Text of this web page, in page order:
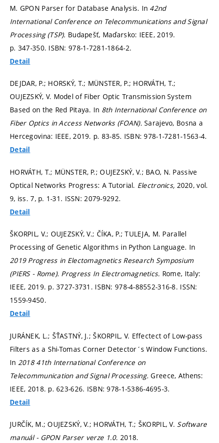
M. GPON Parser for Database Analysis. In 42nd
International Conference on Telecommunications and Signal
Processing (TSP). Budapešť, Maďarsko: IEEE, 2019.
p. 347-350. ISBN: 978-1-7281-1864-2.
Detail
DEJDAR, P.; HORSKÝ, T.; MÜNSTER, P.; HORVÁTH, T.;
OUJEZSKÝ, V. Model of Fiber Optic Transmission System
Based on the Red Pitaya. In 8th International Conference on
Fiber Optics in Access Networks (FOAN).Sarajevo, Bosna a
Hercegovina: IEEE, 2019. p. 83-85. ISBN: 978-1-7281-1563-4.
Detail
HORVÁTH, T.; MÜNSTER, P.; OUJEZSKÝ, V.; BAO, N. Passive
Optical Networks Progress: A Tutorial. Electronics, 2020, vol.
9, iss. 7, p. 1-31. ISSN: 2079-9292.
Detail
ŠKORPIL, V.; OUJEZSKÝ, V.; ČÍKA, P.; TULEJA, M. Parallel
Processing of Genetic Algorithms in Python Language. In
2019 Progress in Electomagnetics Research Symposium
(PIERS - Rome). Progress In Electromagnetics. Rome, Italy:
IEEE, 2019. p. 3727-3731. ISBN: 978-4-88552-316-8. ISSN:
1559-9450.
Detail
JURÁNEK, L.; ŠŤASTNÝ, J.; ŠKORPIL, V. Effectect of Low-pass
Filters as a Shi-Tomas Corner Detector´s Window Functions.
In 2018 41th International Conference on
Telecommunication and Signal Processing.Greece, Athens:
IEEE, 2018. p. 623-626. ISBN: 978-1-5386-4695-3.
Detail
JURČÍK, M.; OUJEZSKÝ, V.; HORVÁTH, T.; ŠKORPIL, V. Software
manuál - GPON Parser verze 1.0. 2018.